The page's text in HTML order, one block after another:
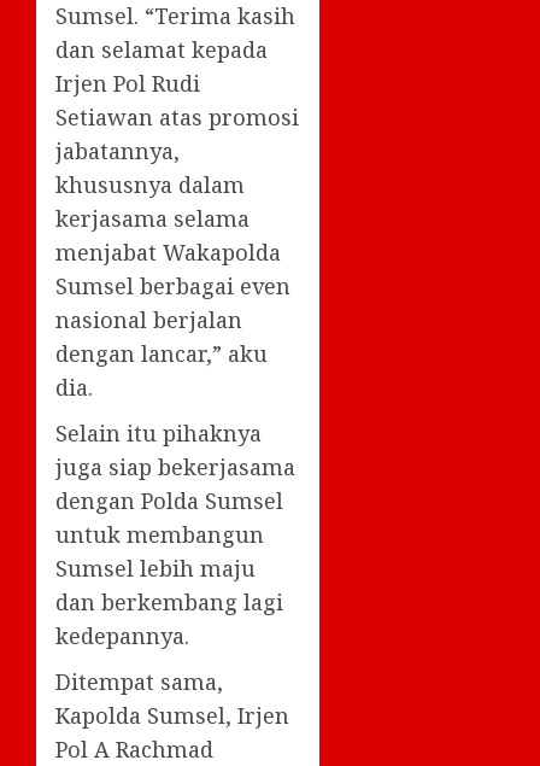
Sumsel. “Terima kasih
dan selamat kepada
Irjen Pol Rudi
Setiawan atas promosi
jabatannya,
khususnya dalam
kerjasama selama
menjabat Wakapolda
Sumsel berbagai even
nasional berjalan
dengan lancar,” aku
dia.
Selain itu pihaknya
juga siap bekerjasama
dengan Polda Sumsel
untuk membangun
Sumsel lebih maju
dan berkembang lagi
kedepannya.
Ditempat sama,
Kapolda Sumsel, Irjen
Pol A Rachmad